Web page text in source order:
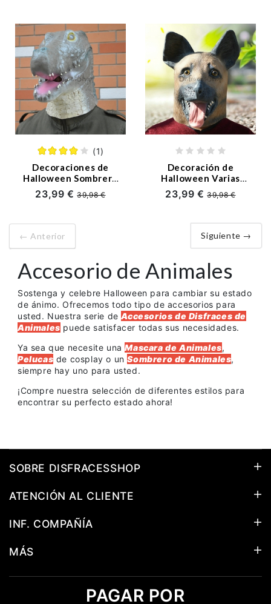
(1)
Decoraciones de
Halloween Sombrero
de Cocodrilo
23,99 €39,98 €
Decoración de
Halloween Varias
Máscaras de Perro
23,99 €39,98 €
← Anterior Siguiente →
Accesorio de Animales
Sostenga y celebre Halloween para cambiar su estado
de ánimo. Ofrecemos todo tipo de accesorios para
usted. Nuestra serie deAccesorios de Disfraces de
Animales puede satisfacer todas sus necesidades.
Ya sea que necesite unaMascara de Animales,
Pelucas de cosplay o unSombrero de Animales,
siempre hay uno para usted.
¡Compre nuestra selección de diferentes estilos para
encontrar su perfecto estado ahora!
SOBRE DISFRACESSHOP
ATENCIÓN AL CLIENTE
INF. COMPAÑÍA
MÁS
PAGAR POR